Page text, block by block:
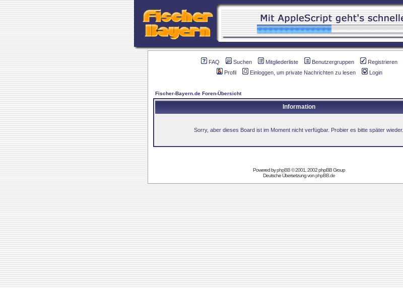
FAQ Suchen Mitgliederliste Benutzergruppen
Registrieren
Profil
Einloggen, um private Nachrichten zu lesen Login
Fischer-Bayern.de Foren-Übersicht
Information
Sorry, aber dieses Board ist im Moment nicht verfügbar. Probier es bitte später wieder.
Powered byphpBB© 2001, 2002 phpBB Group
Deutsche Übersetzung vonphpBB.de